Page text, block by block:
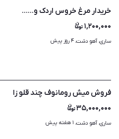
خریدار مرغ خروس اردک و......
۱,۲۰۰,۰۰۰
ساری، آهو دشت، ۴ روز پیش
فروش میش رومانوف چند قلو زا
۳۵,۰۰۰,۰۰۰
ساری، آهو دشت، ۱ هفته پیش